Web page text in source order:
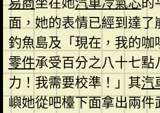
面，她的表情已經到達了
釣魚島及「現在，我的咖
零件承受百分之八十七
力！我需要校準！」其汽
嶼她從吧檯下面拿出兩件